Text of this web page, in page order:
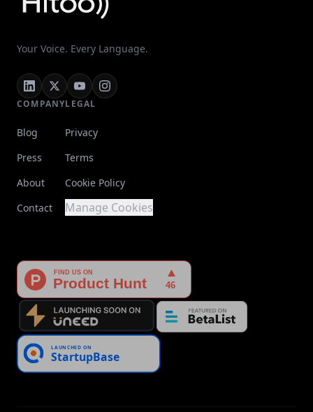
Your Voice. Every Language.
COMPANY
Blog
Press
About
Contact
LEGAL
Privacy
Terms
Cookie Policy
Manage Cookies